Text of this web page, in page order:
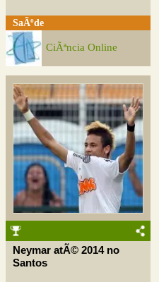
SaÃºde
CiÃªncia Online
Neymar atÃ© 2014 no
Santos